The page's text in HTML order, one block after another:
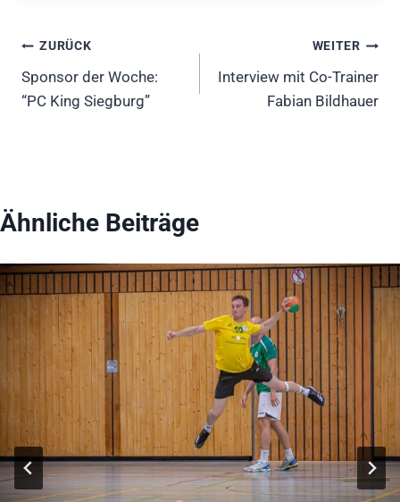
Beitragsnavigation
ZURÜCK
Sponsor der Woche:
“PC King Siegburg”
WEITER
Interview mit Co-Trainer
Fabian Bildhauer
Ähnliche Beiträge